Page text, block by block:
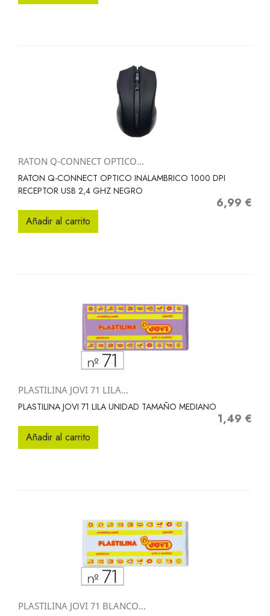
RATON Q-CONNECT OPTICO...
RATON Q-CONNECT OPTICO INALAMBRICO 1000 DPI
RECEPTOR USB 2,4 GHZ NEGRO
Precio
6,99 €
Añadir al carrito
PLASTILINA JOVI 71 LILA...
PLASTILINA JOVI 71 LILA UNIDAD TAMAÑO MEDIANO
Precio
1,49 €
Añadir al carrito
PLASTILINA JOVI 71 BLANCO...